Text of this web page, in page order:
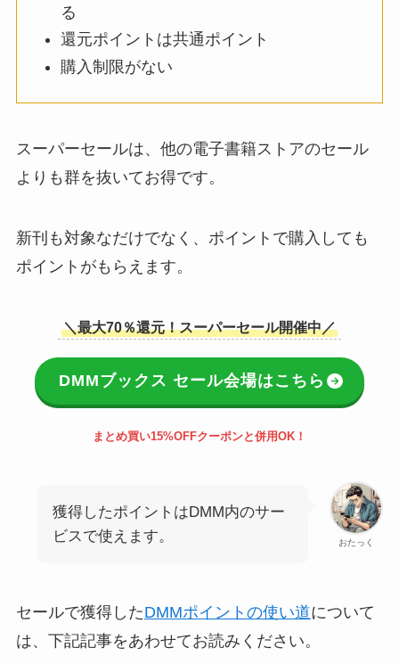
る
還元ポイントは共通ポイント
購入制限がない
スーパーセールは、他の電子書籍ストアのセール
よりも群を抜いてお得です。
新刊も対象なだけでなく、ポイントで購入しても
ポイントがもらえます。
＼最大70％還元！スーパーセール開催中／
DMMブックス セール会場はこちら
まとめ買い15%OFFクーポンと併用OK！
おたっく
獲得したポイントはDMM内のサー
ビスで使えます。
セールで獲得したDMMポイントの使い道について
は、下記記事をあわせてお読みください。